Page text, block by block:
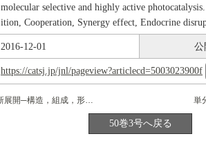
molecular selective and highly active
ition, Cooperation, Synergy effect, Endocrine
2016-12-01 公
https://catsj.jp/jnl/pageview?articlecd=5003023900f
単
メソポーラス金属の新展開─構造，組成，形態の精密制御─
50巻3号へ戻る